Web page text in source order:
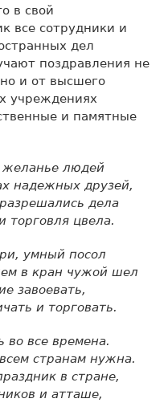
в свой
все сотрудники и
дел
поздравления не
и от высшего
учреждениях
и памятные
людей
надежных друзей,
дела
торговля цвела.
умный посол
в кран чужой шел
завоевать,
и торговать.
все времена.
странам нужна.
в стране,
и атташе,